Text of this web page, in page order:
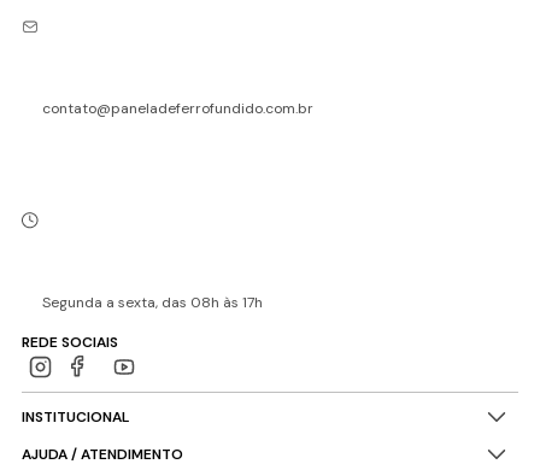
contato@paneladeferrofundido.com.br
Segunda a sexta, das 08h às 17h
REDE SOCIAIS
INSTITUCIONAL
AJUDA / ATENDIMENTO